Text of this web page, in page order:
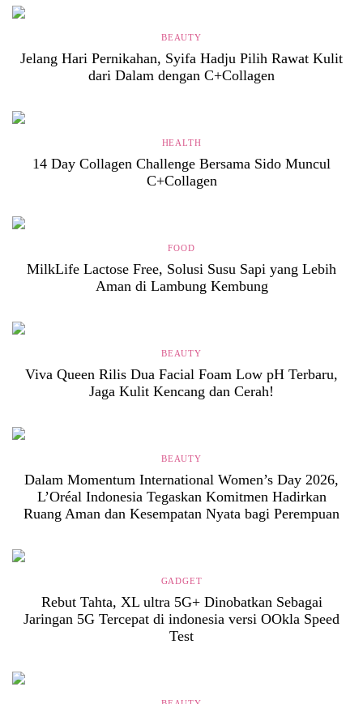
BEAUTY
Jelang Hari Pernikahan, Syifa Hadju Pilih Rawat Kulit
dari Dalam dengan C+Collagen
HEALTH
14 Day Collagen Challenge Bersama Sido Muncul
C+Collagen
FOOD
MilkLife Lactose Free, Solusi Susu Sapi yang Lebih
Aman di Lambung Kembung
BEAUTY
Viva Queen Rilis Dua Facial Foam Low pH Terbaru,
Jaga Kulit Kencang dan Cerah!
BEAUTY
Dalam Momentum International Women’s Day 2026,
L’Oréal Indonesia Tegaskan Komitmen Hadirkan
Ruang Aman dan Kesempatan Nyata bagi Perempuan
GADGET
Rebut Tahta, XL ultra 5G+ Dinobatkan Sebagai
Jaringan 5G Tercepat di indonesia versi OOkla Speed
Test